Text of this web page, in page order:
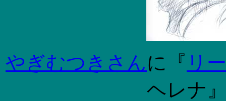
やぎむつきさんに『 リ
ヘレナ